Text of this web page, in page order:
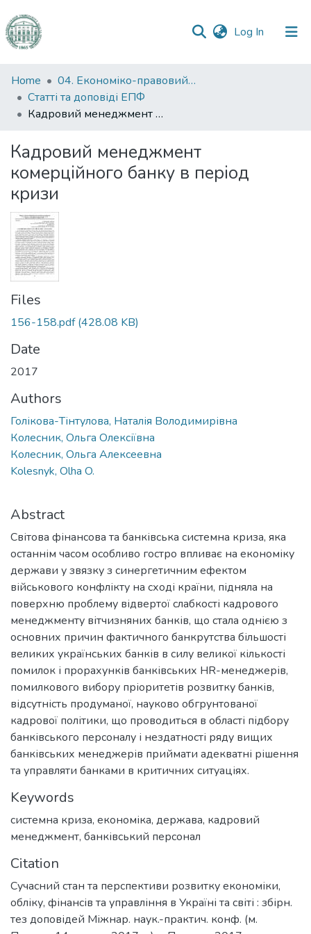
Log In (current)
Communities
&
Collections
Statistics
Home
04. Економіко-правовий факультет
Статті та доповіді ЕПФ
Кадровий менеджмент комерційного банку в період кризи
Кадровий менеджмент
комерційного банку в період
кризи
Files
156-158.pdf(428.08 KB)
Date
2017
Authors
Голікова-Тінтулова, Наталія Володимирівна
Колесник, Ольга Олексіївна
Колесник, Ольга Алексеевна
Kolesnyk, Olha O.
Abstract
Світова фінансова та банківська системна криза, яка
останнім часом особливо гостро впливає на економіку
держави у звязку з синергетичним ефектом
військового конфлікту на сході країни, підняла на
поверхню проблему відвертої слабкості кадрового
менеджменту вітчизняних банків, що стала однією з
основних причин фактичного банкрутства більшості
великих українських банків в силу великої кількості
помилок і прорахунків банківських HR-менеджерів,
помилкового вибору пріоритетів розвитку банків,
відсутність продуманої, науково обгрунтованої
кадрової політики, що проводиться в області підбору
банківського персоналу і нездатності ряду вищих
банківських менеджерів приймати адекватні рішення
та управляти банками в критичних ситуаціях.
Keywords
системна криза, економіка, держава, кадровий
менеджмент, банківський персонал
Citation
Сучасний стан та перспективи розвитку економіки,
обліку, фінансів та управління в Україні та світі : збірн.
тез доповідей Міжнар. наук.-практич. конф. (м.